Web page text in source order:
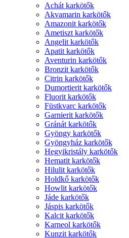
Achát karkötők
Akvamarin karkötők
Amazonit karkötők
Ametiszt karkötők
Angelit karkötők
Apatit karkötők
Aventurin karkötők
Bronzit karkötők
Citrin karkötők
Dumortierit karkötők
Fluorit karkötők
Füstkvarc karkötők
Garnierit karkötők
Gránát karkötők
Gyöngy karkötők
Gyöngyház karkötők
Hegyikristály karkötők
Hematit karkötők
Hilulit karkötők
Holdkő karkötők
Howlit karkötők
Jáde karkötők
Jáspis karkötők
Kalcit karkötők
Karneol karkötők
Kunzit karkötők